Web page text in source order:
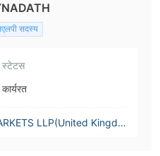
सदस्य
स्टेटस
कार्यरत
LLP(United Kingdo